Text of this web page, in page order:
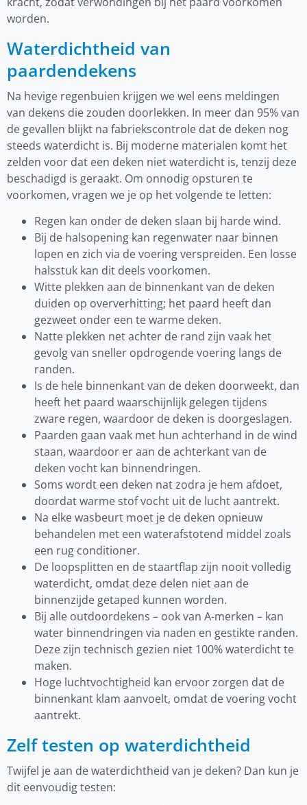
worden.
Waterdichtheid van
paardendekens
Na hevige regenbuien krijgen we wel eens meldingen
van dekens die zouden doorlekken. In meer dan 95% van
de gevallen blijkt na fabriekscontrole dat de deken nog
steeds waterdicht is. Bij moderne materialen komt het
zelden voor dat een deken niet waterdicht is, tenzij deze
beschadigd is geraakt. Om onnodig opsturen te
voorkomen, vragen we je op het volgende te letten:
Regen kan onder de deken slaan bij harde wind.
Bij de halsopening kan regenwater naar binnen
lopen en zich via de voering verspreiden. Een losse
halsstuk kan dit deels voorkomen.
Witte plekken aan de binnenkant van de deken
duiden op oververhitting; het paard heeft dan
gezweet onder een te warme deken.
Natte plekken net achter de rand zijn vaak het
gevolg van sneller opdrogende voering langs de
randen.
Is de hele binnenkant van de deken doorweekt, dan
heeft het paard waarschijnlijk gelegen tijdens
zware regen, waardoor de deken is doorgeslagen.
Paarden gaan vaak met hun achterhand in de wind
staan, waardoor er aan de achterkant van de
deken vocht kan binnendringen.
Soms wordt een deken nat zodra je hem afdoet,
doordat warme stof vocht uit de lucht aantrekt.
Na elke wasbeurt moet je de deken opnieuw
behandelen met een waterafstotend middel zoals
een rug conditioner.
De loopsplitten en de staartflap zijn nooit volledig
waterdicht, omdat deze delen niet aan de
binnenzijde getaped kunnen worden.
Bij alle outdoordekens – ook van A-merken – kan
water binnendringen via naden en gestikte randen.
Deze zijn technisch gezien niet 100% waterdicht te
maken.
Hoge luchtvochtigheid kan ervoor zorgen dat de
binnenkant klam aanvoelt, omdat de voering vocht
aantrekt.
Zelf testen op waterdichtheid
Twijfel je aan de waterdichtheid van je deken? Dan kun je
dit eenvoudig testen: